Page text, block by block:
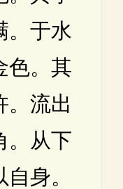
。于水
色。其
。流出
。从下
身。